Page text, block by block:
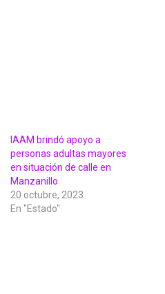
IAAM brindó apoyo a
personas adultas mayores
en situación de calle en
Manzanillo
20 octubre, 2023
En "Estado"